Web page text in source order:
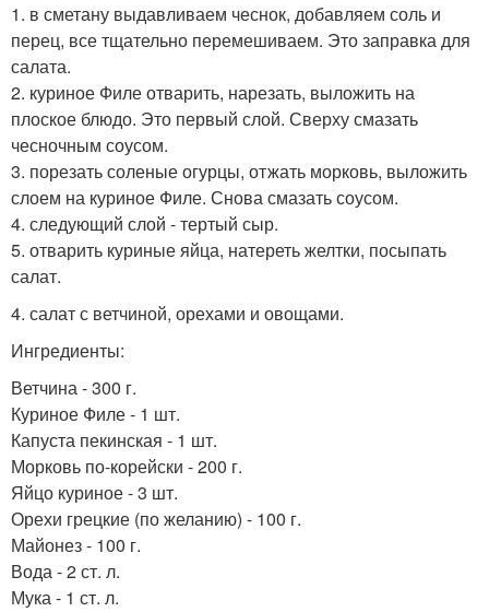
1. в сметану выдавливаем чеснок, добавляем соль и
перец, все тщательно перемешиваем. Это заправка для
салата.
2. куриное Филе отварить, нарезать, выложить на
плоское блюдо. Это первый слой. Сверху смазать
чесночным соусом.
3. порезать соленые огурцы, отжать морковь, выложить
слоем на куриное Филе. Снова смазать соусом.
4. следующий слой - тертый сыр.
5. отварить куриные яйца, натереть желтки, посыпать
салат.
4. салат с ветчиной, орехами и овощами.
Ингредиенты:
Ветчина - 300 г.
Куриное Филе - 1 шт.
Капуста пекинская - 1 шт.
Морковь по-корейски - 200 г.
Яйцо куриное - 3 шт.
Орехи грецкие (по желанию) - 100 г.
Майонез - 100 г.
Вода - 2 ст. л.
Мука - 1 ст. л.